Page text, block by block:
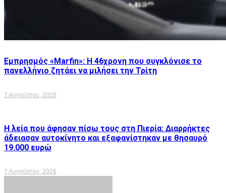
Εμπρησμός «Marfin»: Η 46χρονη που συγκλόνισε το
πανελλήνιο ζητάει να μιλήσει την Τρίτη
7 Αυγούστου, 2026
Η λεία που άφησαν πίσω τους στη Πιερία: Διαρρήκτες
άδειασαν αυτοκίνητο και εξαφανίστηκαν με θησαυρό
19.000 ευρώ
7 Αυγούστου, 2026